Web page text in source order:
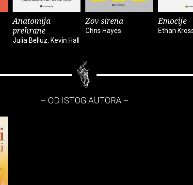
Anatomija
prehrane
Julia Belluz, Kevin Hall
Zov sirena
Chris Hayes
Emocije
Ethan
– OD ISTOG AUTORA –